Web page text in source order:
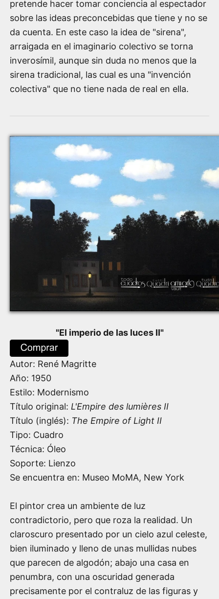
pretende hacer tomar conciencia al espectador
sobre las ideas preconcebidas que tiene y no se
da cuenta. En este caso la idea de "sirena",
arraigada en el imaginario colectivo se torna
inverosímil, aunque sin duda no menos que la
sirena tradicional, las cual es una "invención
colectiva" que no tiene nada de real en ella.
"El imperio de las luces II"
Autor: René Magritte
Año: 1950
Estilo: Modernismo
Título original: L'Empire des lumières II
Título (inglés): The Empire of Light II
Tipo: Cuadro
Técnica: Óleo
Soporte: Lienzo
Se encuentra en: Museo MoMA, New York
El pintor crea un ambiente de luz
contradictorio, pero que roza la realidad. Un
claroscuro presentado por un cielo azul celeste,
bien iluminado y lleno de unas mullidas nubes
que parecen de algodón; abajo una casa en
penumbra, con una oscuridad generada
precisamente por el contraluz de las figuras y